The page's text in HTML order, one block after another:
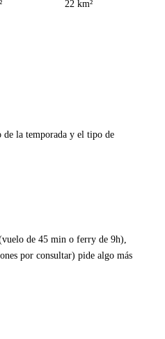
22 km²
de la temporada y el tipo de
de 45 min o ferry de 9h),
por consultar) pide algo más